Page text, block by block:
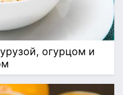
огурцом и